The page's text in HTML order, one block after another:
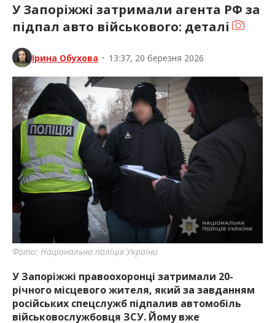
У Запоріжжі затримали агента РФ за
підпал авто військового: деталі
Ірина Обухова • 13:37, 20 березня 2026
Фото: Національна поліція України
У Запоріжжі правоохоронці затримали 20-
річного місцевого жителя, який за завданням
російських спецслужб підпалив автомобіль
військовослужбовця ЗСУ. Йому вже